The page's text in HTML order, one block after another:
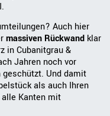
Auch hier
massiven Rückwand klar
in Cubanitgrau &
Jahren noch vor
geschützt. Und damit
als auch Ihren
Kanten mit